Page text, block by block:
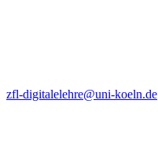
zfl-digitalelehre@uni-koeln.de